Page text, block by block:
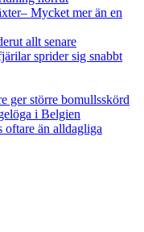
Mycket mer än en
allt senare
sprider sig snabbt
ger större bomullsskörd
i Belgien
oftare än alldagliga